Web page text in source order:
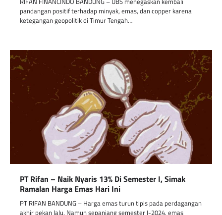
pandangan positif terhadap minyak, emas, dan copper karena
ketegangan geopolitik di Timur Tengah…
PT Rifan – Naik Nyaris 13% Di Semester I, Simak
Ramalan Harga Emas Hari Ini
PT RIFAN BANDUNG – Harga emas turun tipis pada perdagangan
akhir pekan lalu. Namun sepanjang semester I-2024, emas